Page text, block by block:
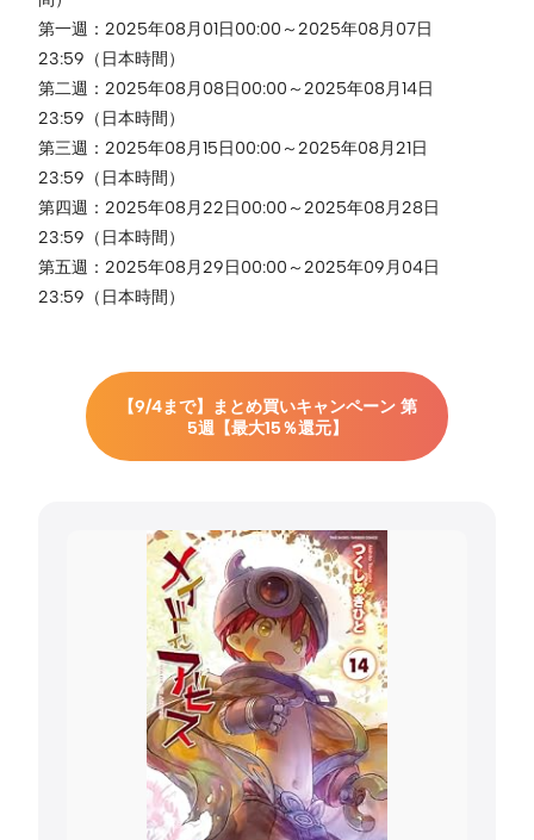
第一週：2025年08月01日00:00～2025年08月07日
23:59（日本時間）
第二週：2025年08月08日00:00～2025年08月14日
23:59（日本時間）
第三週：2025年08月15日00:00～2025年08月21日
23:59（日本時間）
第四週：2025年08月22日00:00～2025年08月28日
23:59（日本時間）
第五週：2025年08月29日00:00～2025年09月04日
23:59（日本時間）
【9/4まで】まとめ買いキャンペーン 第
5週【最大15％還元】